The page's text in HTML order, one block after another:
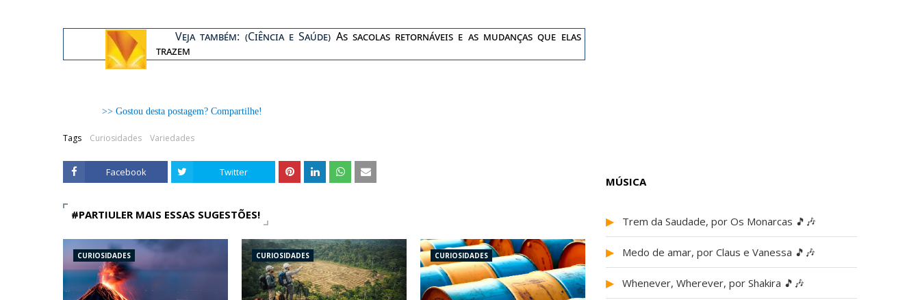
Veja também: (Ciência e Saúde) As sacolas retornáveis e as mudanças que elas
trazem
>> Gostou desta postagem? Compartilhe!
Tags Curiosidades Variedades
Facebook Twitter
#PARTIULER MAIS ESSAS SUGESTÕES!
CURIOSIDADES CURIOSIDADES CURIOSIDADES
MÚSICA
▶ Trem da Saudade, por Os Monarcas 🎵🎶
▶ Medo de amar, por Claus e Vanessa 🎵🎶
▶ Whenever, Wherever, por Shakira 🎵🎶